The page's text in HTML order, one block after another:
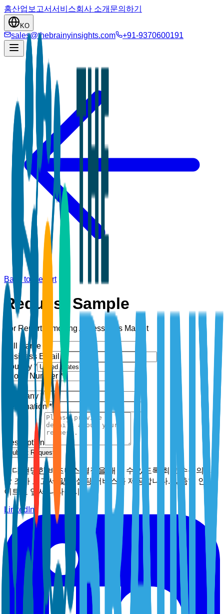
홈산업 보고서서비스회사 소개 문의하기
KO
sales@thebrainyinsights.com +91-9370600191
Back to Report
Request Sample
For Report: Smoking Accessories Market
Full Name *
Business Email *
Country *
Phone Number *
Company *
Designation *
Description
Submit Request
보다 현명한 비즈니스 결정을 내릴 수 있도록 최고 수준의 시
장 조사 보고서 및 컨설팅 서비스를 제공합니다. 맞춤형 인사
이트로 앞서 나타십시오.
LinkedIn